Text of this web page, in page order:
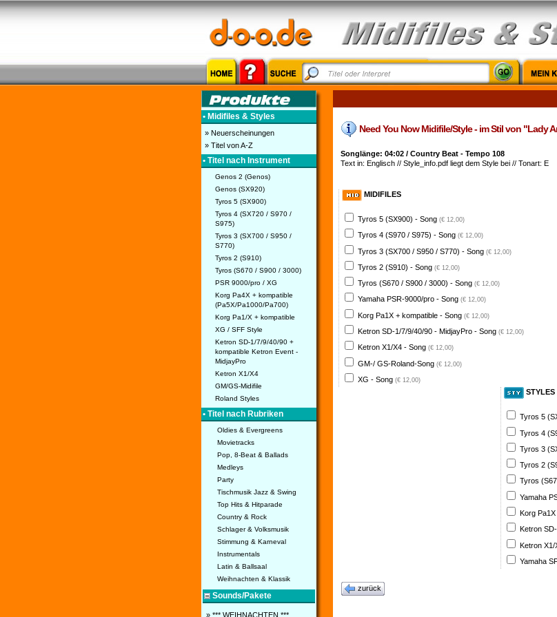
• Midifiles & Styles
» Neuerscheinungen
» Titel von A-Z
• Titel nach Instrument
Genos 2 (Genos)
Genos (SX920)
Tyros 5 (SX900)
Tyros 4 (SX720 / S970 /
S975)
Tyros 3 (SX700 / S950 /
S770)
Tyros 2 (S910)
Tyros (S670 / S900 / 3000)
PSR 9000/pro / XG
Korg Pa4X + kompatible
(Pa5X/Pa1000/Pa700)
Korg Pa1/X + kompatible
XG / SFF Style
Ketron SD-1/7/9/40/90 +
kompatible Ketron Event -
MidjayPro
Ketron X1/X4
GM/GS-Midifile
Roland Styles
• Titel nach Rubriken
Oldies & Evergreens
Movietracks
Pop, 8-Beat & Ballads
Medleys
Party
Tischmusik Jazz & Swing
Top Hits & Hitparade
Country & Rock
Schlager & Volksmusik
Stimmung & Karneval
Instrumentals
Latin & Ballsaal
Weihnachten & Klassik
Sounds/Pakete
» *** WEIHNACHTEN ***
Need You Now Midifile/Style - im Stil von "Lady
Songlänge: 04:02 / Country Beat - Tempo 108
Text in: Englisch // Style_info.pdf liegt dem Style bei // Tonart: E
MIDIFILES
Tyros 5 (SX900) - Song (€ 12,00)
Tyros 4 (S970 / S975) - Song (€ 12,00)
Tyros 3 (SX700 / S950 / S770) - Song (€ 12,00)
Tyros 2 (S910) - Song (€ 12,00)
Tyros (S670 / S900 / 3000) - Song (€ 12,00)
Yamaha PSR-9000/pro - Song (€ 12,00)
Korg Pa1X + kompatible - Song (€ 12,00)
Ketron SD-1/7/9/40/90 - MidjayPro - Song (€ 12,00)
Ketron X1/X4 - Song (€ 12,00)
GM-/ GS-Roland-Song (€ 12,00)
XG - Song (€ 12,00)
STYLES
Tyros 5
Tyros 4
Tyros 3
Tyros 2
Tyros
Yamaha
Korg
Ketron
Ketron
Yamaha
zurück